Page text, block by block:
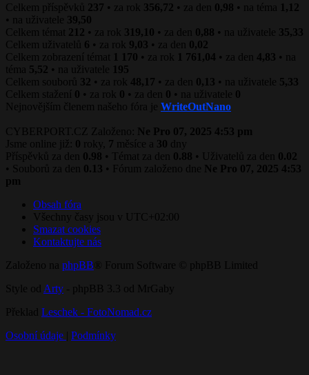
Celkem příspěvků 237 • za rok 356,72 • za den 0,98 • na téma 1,12
• na uživatele 39,50
Celkem témat 212 • za rok 319,10 • za den 0,88 • na uživatele 35,33
Celkem uživatelů 6 • za rok 9,03 • za den 0,02
Celkem zobrazení témat
1 170 • za rok 1 761,04 • za den 4,83 • na
téma 5,52 • na uživatele 195
Celkem souborů
32 • za rok 48,17 • za den 0,13 • na uživatele 5,33
Celkem stažení 0 • za rok 0 • za den 0 • na uživatele 0
Nejnovějším členem našeho fóra je WriteOutNano
CYBERPORT.CZ Založeno:
Ne Pro 07, 2025 4:53 pm
Jsme online již: 0 roky, 7 měsíce a 30 dny
Příspěvků za den 0.98 • Témat za den 0.88 • Uživatelů za den 0.02
• Souborů za den 0.13 • Fórum založeno dne Ne Pro 07, 2025 4:53
pm
Obsah fóra
Všechny časy jsou v UTC+02:00
Smazat cookies
Kontaktujte nás
Založeno na phpBB ® Forum Software © phpBB Limited
Style od Arty - phpBB 3.3 od MrGaby
Překlad Leschek - FotoNomad.cz
Osobní údaje
Podmínky